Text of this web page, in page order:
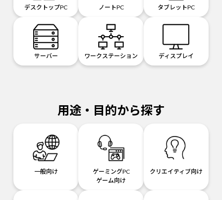
デスクトップPC ノートPC タブレットPC
サーバー ワークステーション ディスプレイ
用途・目的から探す
一般向け
ゲーミングPC
ゲーム向け
クリエイティブ向け